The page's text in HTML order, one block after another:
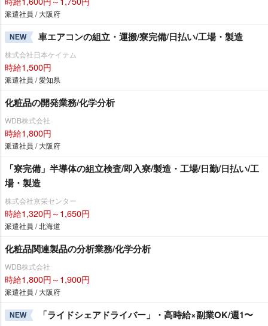
派遣社員 / 大阪府
NEW 車エアコンの組立・運搬/寮完備/日払い/工場・製造
株式会社日本ケイテム
時給1,500円
派遣社員 / 愛知県
化粧品の開発業務/化学分析
WDB株式会社
時給1,800円
派遣社員 / 大阪府
「寮完備」半導体の組立検査/即入寮/製造・工場/日勤/日払い/工
場・製造
株式会社京栄センター
時給1,320円～1,650円
派遣社員 / 北海道
化粧品関連製品の分析業務/化学分析
WDB株式会社
時給1,800円～1,900円
派遣社員 / 大阪府
NEW 「ライドシェアドライバー」・高時給×副業OK/週1〜